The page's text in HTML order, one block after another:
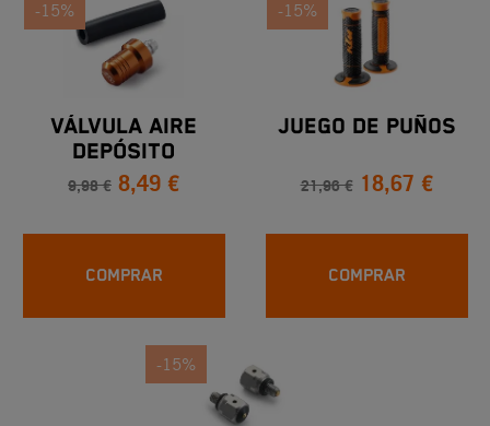
-15%
VÁLVULA AIRE
DEPÓSITO
9,98 € 8,49 €
COMPRAR
-15%
Juego De Puños
21,96 € 18,67 €
COMPRAR
-15%